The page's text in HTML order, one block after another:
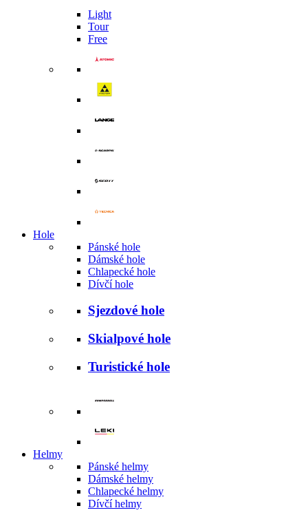
Light
Tour
Free
Hole
Pánské hole
Dámské hole
Chlapecké hole
Dívčí hole
Sjezdové hole
Skialpové hole
Turistické hole
Helmy
Pánské helmy
Dámské helmy
Chlapecké helmy
Dívčí helmy